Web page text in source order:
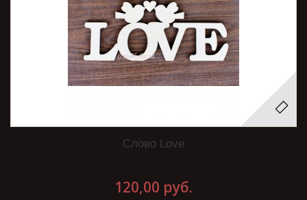
Слово Love
120,00 руб.